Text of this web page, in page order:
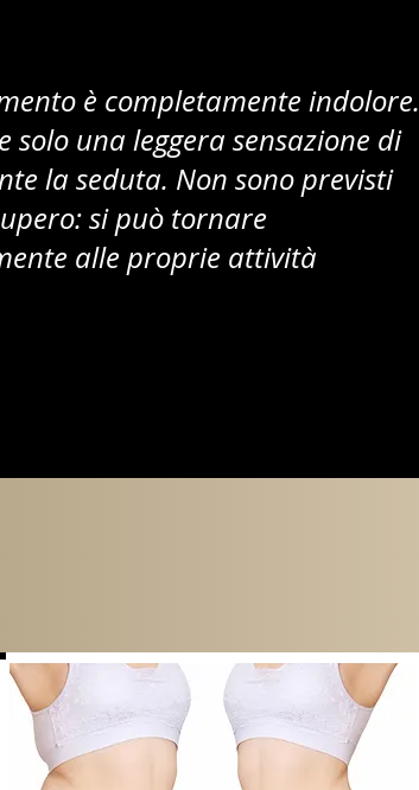
è completamente indolore.
solo una leggera sensazione di
la seduta. Non sono previsti
si può tornare
alle proprie attività